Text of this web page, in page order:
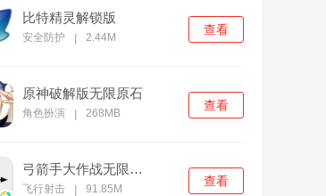
比特精灵解锁版
安全防护 2.44M
查看
原神破解版无限原石
角色扮演 268MB
查看
弓箭手大作战无限金币版
飞行射击 91.85M
查看